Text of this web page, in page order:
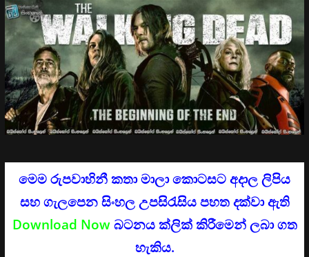
මෙම රුපවාහිනී කතා මාලා කොටසට අදාල ලිපිය
සහ ගැලපෙන සිංහල උපසිරැසිය පහත දක්වා ඇති
Download Nowබටනය ක්ලික් කිරීමෙන් ලබා ගත
හැකිය.